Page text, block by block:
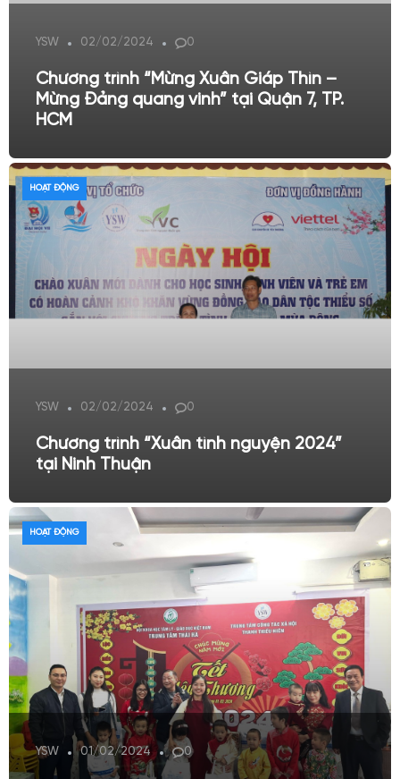
YSW 02/02/2024 0
Chương trình “Mừng Xuân Giáp Thìn –
Mừng Đảng quang vinh” tại Quận 7, TP.
HCM
YSW 02/02/2024 0
Chương trình “Xuân tình nguyện 2024”
tại Ninh Thuận
HOẠT ĐỘNG
YSW 01/02/2024 0
HOẠT ĐỘNG